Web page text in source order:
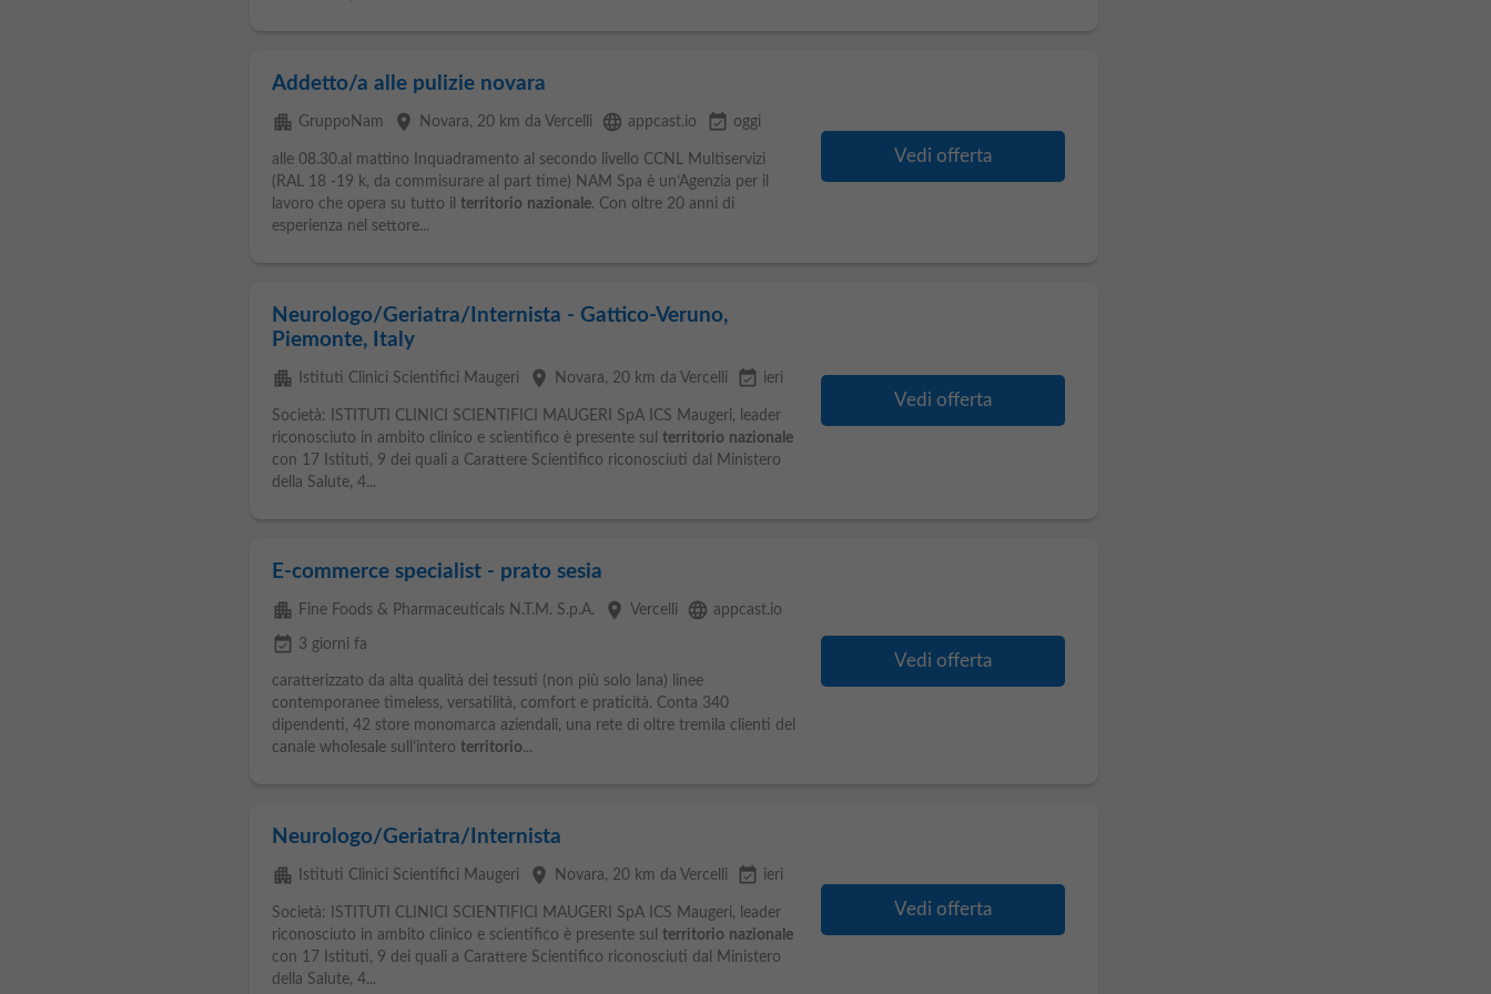
Addetto/a alle pulizie novara
apartment GruppoNam place Novara, 20 km da Vercelli language appcast.io event_available oggi
alle 08.30.al mattino Inquadramento al secondo livello CCNL Multiservizi
(RAL 18 -19 k, da commisurare al part time) NAM Spa è un’Agenzia per il
lavoro che opera su tutto il territorio nazionale. Con oltre 20 anni di
esperienza nel settore...
Vedi offerta
Neurologo/Geriatra/Internista - Gattico-Veruno,
Piemonte, Italy
apartment Istituti Clinici Scientifici Maugeri place Novara, 20 km da Vercelli event_available ieri
Società: ISTITUTI CLINICI SCIENTIFICI MAUGERI SpA ICS Maugeri, leader
riconosciuto in ambito clinico e scientifico è presente sul territorio nazionale
con 17 Istituti, 9 dei quali a Carattere Scientifico riconosciuti dal Ministero
della Salute, 4...
Vedi offerta
E-commerce specialist - prato sesia
apartment Fine Foods & Pharmaceuticals N.T.M. S.p.A. place Vercelli language appcast.io
event_available 3 giorni fa
caratterizzato da alta qualità dei tessuti (non più solo lana) linee
contemporanee timeless, versatilità, comfort e praticità. Conta 340
dipendenti, 42 store monomarca aziendali, una rete di oltre tremila clienti del
canale wholesale sull’intero territorio...
Vedi offerta
Neurologo/Geriatra/Internista
apartment Istituti Clinici Scientifici Maugeri place Novara, 20 km da Vercelli event_available ieri
Società: ISTITUTI CLINICI SCIENTIFICI MAUGERI SpA ICS Maugeri, leader
riconosciuto in ambito clinico e scientifico è presente sul territorio nazionale
con 17 Istituti, 9 dei quali a Carattere Scientifico riconosciuti dal Ministero
della Salute, 4...
Vedi offerta